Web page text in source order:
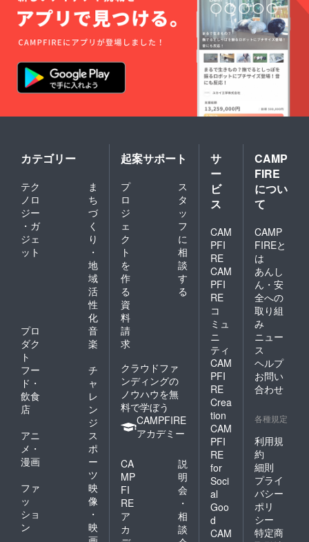
カテゴリー
テク
ノロ
ジー
・ガ
ジェ
ット
ま
ち
づ
く
り
・
地
域
活
性
化
プロ
ダク
ト
音
楽
フー
ド・
飲食
店
チ
ャ
レ
ン
ジ
アニ
メ・
漫画
ス
ポ
ー
ツ
ファ
ッ
ショ
ン
映
像
・
映
起案サポート
プ
ロ
ジ
ェ
ク
ト
を
作
る
ス
タ
ッ
フ
に
相
談
す
る
資
料
請
求
クラウドファ
ンディングの
ノウハウを無
料で学ぼう
CAMPFIRE
アカデミー
CA
MP
FI
RE
ア
カ
説
明
会
・
相
談
サ
ー
ビ
ス
CAM
PFI
RE
CAM
PFI
RE
コ
ミュ
ニ
ティ
CAM
PFI
RE
Crea
tion
CAM
PFI
RE
for
Soci
al
Goo
d
CAM
CAMP
FIRE
につい
て
CAMP
FIREと
は
あんし
ん・安
全への
取り組
み
ニュー
ス
ヘルプ
お問い
合わせ
各種規定
利用規
約
細則
プライ
バシー
ポリ
シー
特定商